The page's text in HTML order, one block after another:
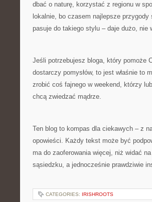
dbać o naturę, korzystać z regionu w
lokalnie, bo czasem najlepsze
pasuje do takiego stylu – daje dużo, nie
Jeśli potrzebujesz bloga, który pomoże
dostarczy pomysłów, to jest właśnie
zrobić coś fajnego w weekend, którzy
chcą zwiedzać mądrze.
Ten blog to kompas dla ciekawych – z
opowieści. Każdy tekst może być
ma do zaoferowania więcej, niż widać
sąsiedzku, a jednocześnie prawdziwie
CATEGORIES: IRISHROOTS